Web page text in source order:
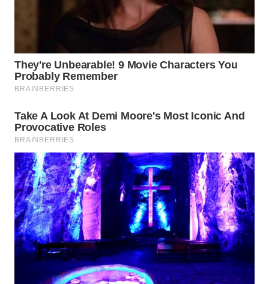
SUMEDANG
WN
CIANJUR
WN
KEPULAUAN
SERIBU
WN
TANGERANG
WN
BINJAI
WN
CIREBON